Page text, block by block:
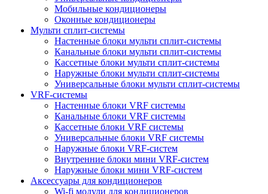
Мобильные кондиционеры
Оконные кондиционеры
Мульти сплит-системы
Настенные блоки мульти сплит-системы
Канальные блоки мульти сплит-системы
Кассетные блоки мульти сплит-системы
Наружные блоки мульти сплит-системы
Универсальные блоки мульти сплит-системы
VRF-системы
Настенные блоки VRF системы
Канальные блоки VRF системы
Кассетные блоки VRF системы
Универсальные блоки VRF системы
Наружные блоки VRF-систем
Внутренние блоки мини VRF-систем
Наружные блоки мини VRF-систем
Аксессуары для кондиционеров
Wi-fi модули для кондиционеров